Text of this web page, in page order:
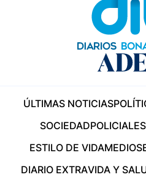
ÚLTIMAS NOTICIAS
SOCIEDADPOLICIALES
ESTILO DE VIDAMEDIOS
DIARIO EXTRAVIDA Y